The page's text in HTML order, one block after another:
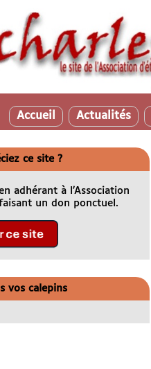
Accueil Actualités
ce site ?
adhérant à l’Association
un don ponctuel.
vos calepins